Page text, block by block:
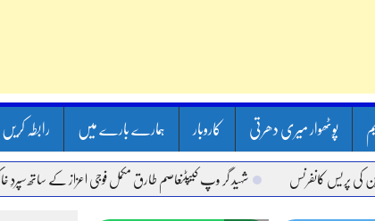
پوٹھوار میری دھرتی کاروبار ہمارے بارے میں رابطہ کریں
کانفرنس شہید گر وپ کیپٹنعاصم طارق مکمل فوجی اعزاز کے ساتھ سپردِ خاک